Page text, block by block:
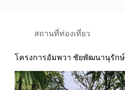
สถานที่ท่องเที่ยว
โครงการอัมพวา ชัยพัฒนานุรักษ์